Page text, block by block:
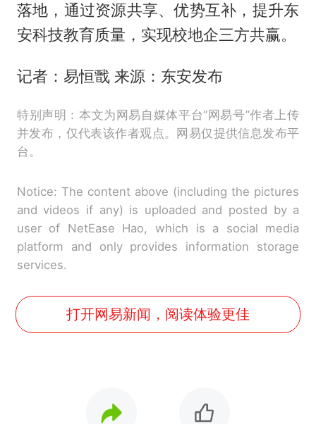
落地，通过资源共享、优势互补，提升东
安科技教育质量，实现校地企三方共赢。
记者：易恒戬 来源：东安发布
特别声明：本文为网易自媒体平台“网易号”作者上传
并发布，仅代表该作者观点。网易仅提供信息发布平
台。
Notice: The content above (including the pictures
and videos if any) is uploaded and posted by a
user of NetEase Hao, which is a social media
platform and only provides information storage
services.
打开网易新闻，阅读体验更佳